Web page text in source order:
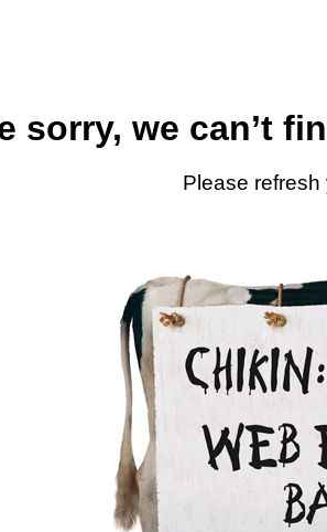
sorry, we can’t
Please refresh